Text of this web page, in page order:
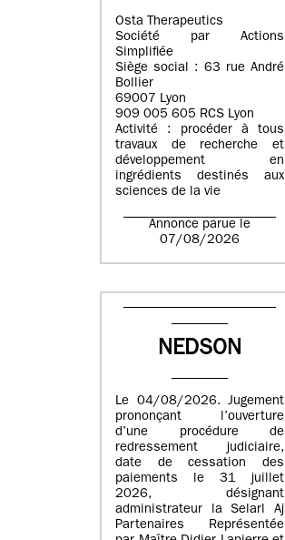
Osta Therapeutics
Société par Actions
Simplifiée
Siège social : 63 rue André
Bollier
69007 Lyon
909 005 605 RCS Lyon
Activité : procéder à tous
travaux de recherche et
développement en
ingrédients destinés aux
sciences de la vie
Annonce parue le
07/08/2026
NEDSON
Le 04/08/2026. Jugement
prononçant l’ouverture
d’une procédure de
redressement judiciaire,
date de cessation des
paiements le 31 juillet
2026, désignant
administrateur la Selarl Aj
Partenaires Représentée